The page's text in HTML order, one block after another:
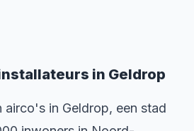
in Geldrop
airco's in Geldrop, een stad